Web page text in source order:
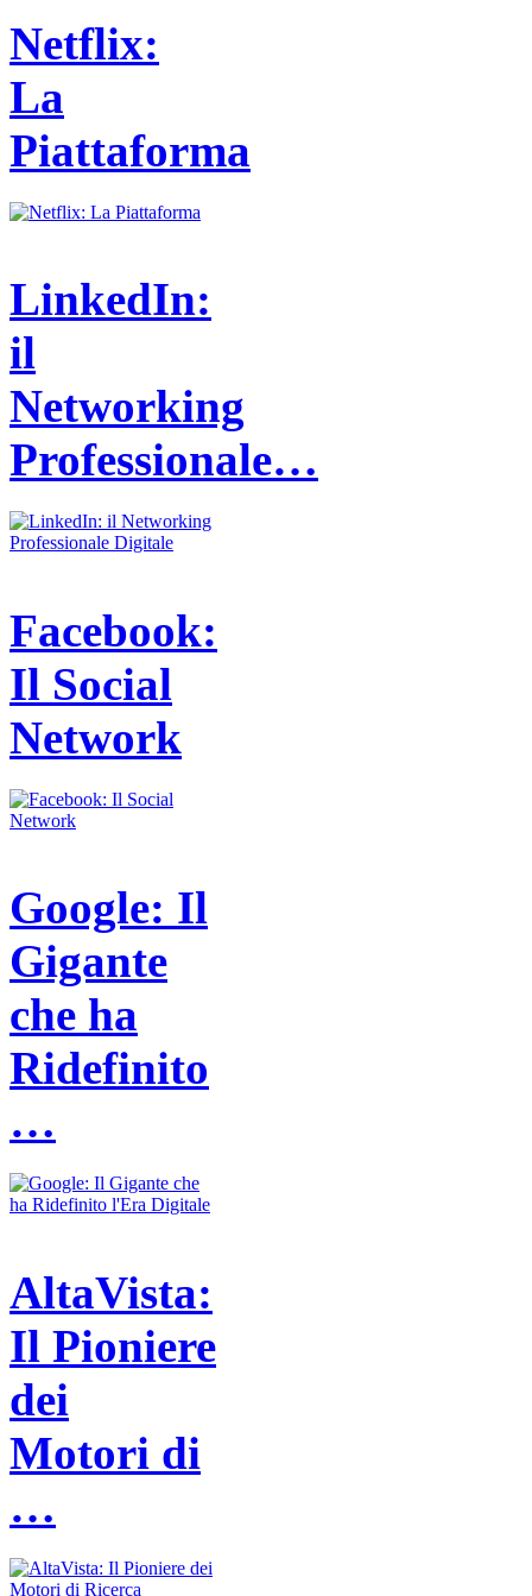
Netflix:
La
Piattaforma
LinkedIn:
il
Networking
Professionale…
Facebook:
Il Social
Network
Google: Il
Gigante
che ha
Ridefinito
…
AltaVista:
Il Pioniere
dei
Motori di
…